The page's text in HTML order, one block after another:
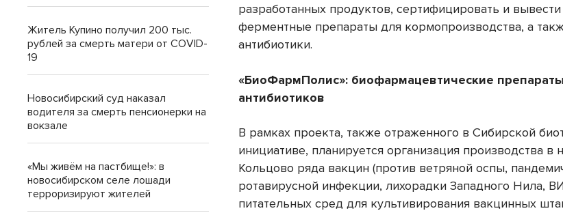
разработанных продуктов, сертифицировать и
ферментные препараты для кормопроизводства, а
антибиотики.
«БиоФармПолис»: биофармацевтические
антибиотиков
В рамках проекта, также отраженного в Сибирской
инициативе, планируется организация производства в
Кольцово ряда вакцин (против ветряной оспы,
ротавирусной инфекции, лихорадки Западного Нила,
питательных сред для культивирования вакцинных
Житель Купино получил 200 тыс.
рублей за смерть матери от COVID-
19
Новосибирский суд наказал
водителя за смерть пенсионерки на
вокзале
«Мы живём на пастбище!»: в
новосибирском селе лошади
терроризируют жителей